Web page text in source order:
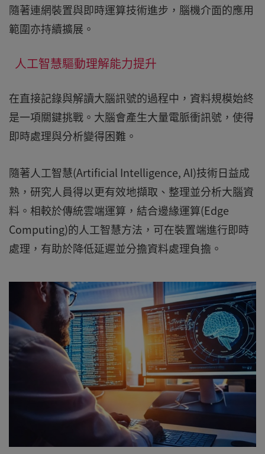
隨著連網裝置與即時運算技術進步，腦機介面的應用
範圍亦持續擴展。
人工智慧驅動理解能力提升
在直接記錄與解讀大腦訊號的過程中，資料規模始終
是一項關鍵挑戰。大腦會產生大量電脈衝訊號，使得
即時處理與分析變得困難。
隨著人工智慧(Artificial Intelligence, AI)技術日益成
熟，研究人員得以更有效地擷取、整理並分析大腦資
料。相較於傳統雲端運算，結合邊緣運算(Edge
Computing)的人工智慧方法，可在裝置端進行即時
處理，有助於降低延遲並分擔資料處理負擔。